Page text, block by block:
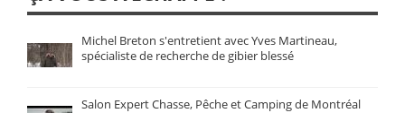
Michel Breton s'entretient avec Yves Martineau,
spécialiste de recherche de gibier blessé
Salon Expert Chasse, Pêche et Camping de Montréal